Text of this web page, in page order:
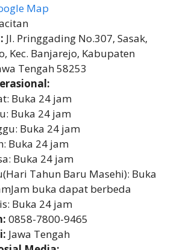
Map
Jl. Pringgading No.307, Sasak,
Kec. Banjarejo, Kabupaten
Tengah 58253
Buka 24 jam
Buka 24 jam
Buka 24 jam
Buka 24 jam
Buka 24 jam
Tahun Baru Masehi): Buka
buka dapat berbeda
Buka 24 jam
0858-7800-9465
Jawa Tengah